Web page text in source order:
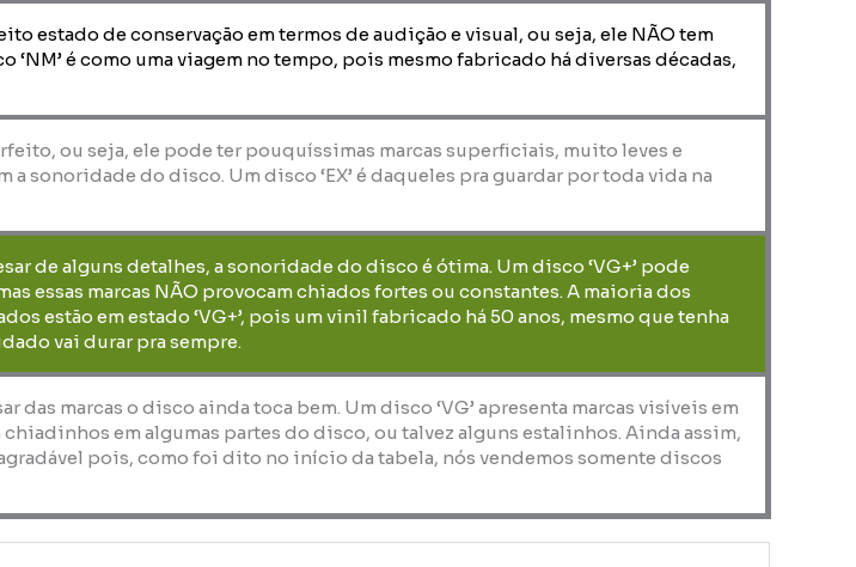
estado de conservação em termos de audição e visual, ou seja, ele NÃO tem
‘NM’ é como uma viagem no tempo, pois mesmo fabricado há diversas décadas,
ou seja, ele pode ter pouquíssimas marcas superficiais, muito leves e
a sonoridade do disco. Um disco ‘EX’ é daqueles pra guardar por toda vida na
de alguns detalhes, a sonoridade do disco é ótima. Um disco ‘VG+’ pode
essas marcas NÃO provocam chiados fortes ou constantes. A maioria dos
estão em estado ‘VG+’, pois um vinil fabricado há 50 anos, mesmo que tenha
vai durar pra sempre.
das marcas o disco ainda toca bem. Um disco ‘VG’ apresenta marcas visíveis em
chiadinhos em algumas partes do disco, ou talvez alguns estalinhos. Ainda assim,
pois, como foi dito no início da tabela, nós vendemos somente discos